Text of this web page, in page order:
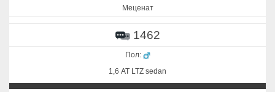
Меценат
1462
Пол:
1,6 АТ LTZ sedan